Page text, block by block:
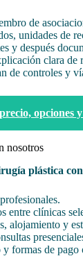
de
unidades de
y después
clara de
de controles y
opciones
nosotros
plástica
entre clínicas
alojamiento y
formas de pago